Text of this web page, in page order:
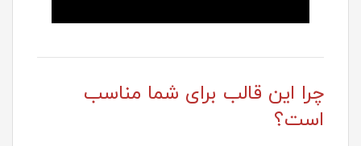
چرا این قالب برای شما مناسب
است؟